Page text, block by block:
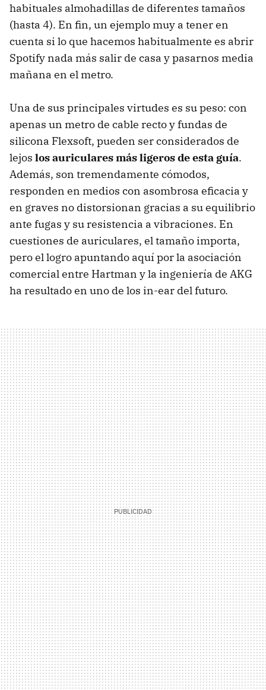
habituales almohadillas de diferentes tamaños
(hasta 4). En fin, un ejemplo muy a tener en
cuenta si lo que hacemos habitualmente es abrir
Spotify nada más salir de casa y pasarnos media
mañana en el metro.
Una de sus principales virtudes es su peso: con
apenas un metro de cable recto y fundas de
silicona Flexsoft, pueden ser considerados de
lejos los auriculares más ligeros de esta guía.
Además, son tremendamente cómodos,
responden en medios con asombrosa eficacia y
en graves no distorsionan gracias a su equilibrio
ante fugas y su resistencia a vibraciones. En
cuestiones de auriculares, el tamaño importa,
pero el logro apuntando aquí por la asociación
comercial entre Hartman y la ingeniería de AKG
ha resultado en uno de los in-ear del futuro.